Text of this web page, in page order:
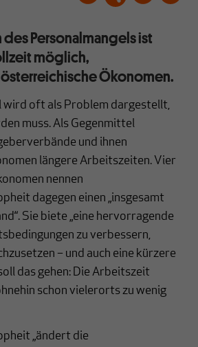
Personalmangels ist
möglich,
Ökonomen.
wird oft als Problem dargestellt,
muss. Als Gegenmittel
und ihnen
längere Arbeitszeiten. Vier
nennen
dagegen einen „insgesamt
Sie biete „eine hervorragende
zu verbessern,
– und auch eine kürzere
das gehen: Die Arbeitszeit
schon vielerorts zu wenig
„ändert die